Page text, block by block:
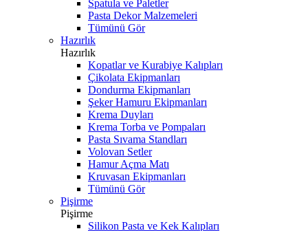
Spatula ve Paletler
Pasta Dekor Malzemeleri
Tümünü Gör
Hazırlık
Hazırlık
Kopatlar ve Kurabiye Kalıpları
Çikolata Ekipmanları
Dondurma Ekipmanları
Şeker Hamuru Ekipmanları
Krema Duyları
Krema Torba ve Pompaları
Pasta Sıvama Standları
Volovan Setler
Hamur Açma Matı
Kruvasan Ekipmanları
Tümünü Gör
Pişirme
Pişirme
Silikon Pasta ve Kek Kalıpları